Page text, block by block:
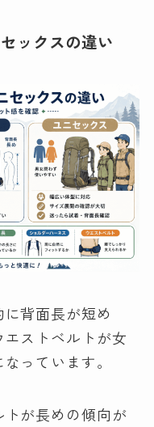
ックスの違い
背面長が短め
ストベルトが女
っています。
が長めの傾向が